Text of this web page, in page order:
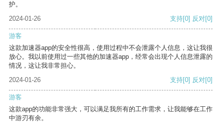
护。
2024-01-26
支持[0] 反对[0]
游客
这款加速器app的安全性很高，使用过程中不会泄露个人信息，这让我很
放心。我以前使用过一些其他的加速器app，经常会出现个人信息泄露的
情况，这让我非常担心。
2024-01-26
支持[0] 反对[0]
游客
这款app的功能非常强大，可以满足我所有的工作需求，让我能够在工作
中游刃有余。